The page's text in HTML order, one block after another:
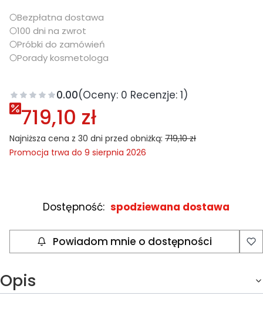
Bezpłatna dostawa
100 dni na zwrot
Próbki do zamówień
Porady kosmetologa
0.00(Oceny: 0 Recenzje: 1)
719,10 zł
Najniższa cena z 30 dni przed obniżką: 719,10 zł
Promocja trwa do 9 sierpnia 2026
Dostępność: spodziewana dostawa
Powiadom mnie o dostępności
Opis